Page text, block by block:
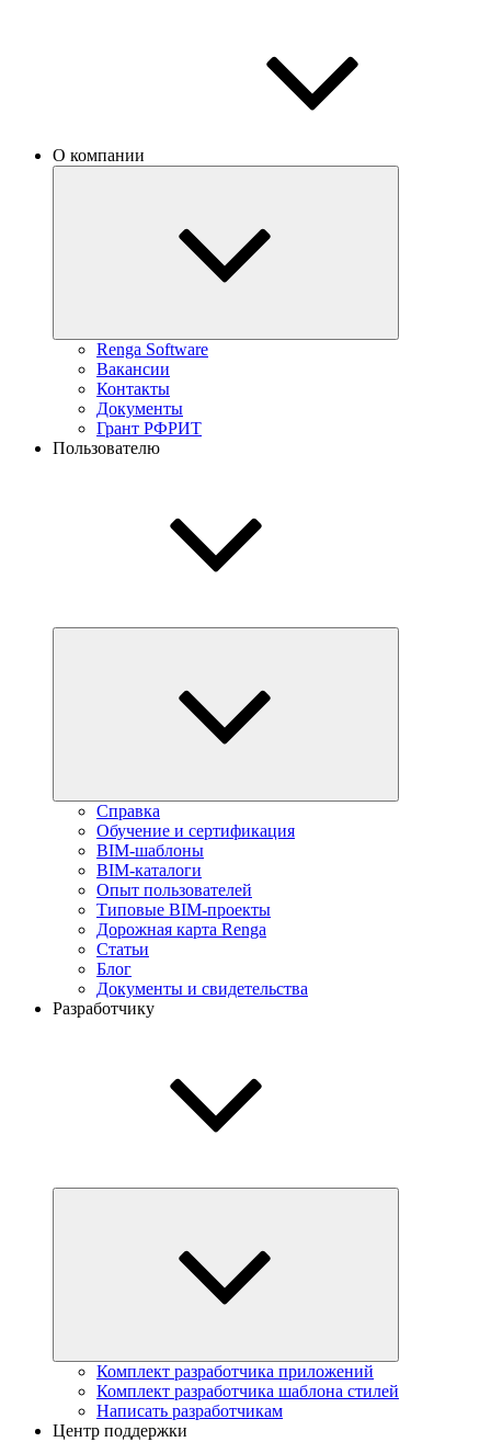
О компании
Renga Software
Вакансии
Контакты
Документы
Грант РФРИТ
Пользователю
Справка
Обучение и сертификация
BIM-шаблоны
BIM-каталоги
Опыт пользователей
Типовые BIM-проекты
Дорожная карта Renga
Статьи
Блог
Документы и свидетельства
Разработчику
Комплект разработчика приложений
Комплект разработчика шаблона стилей
Написать разработчикам
Центр поддержки